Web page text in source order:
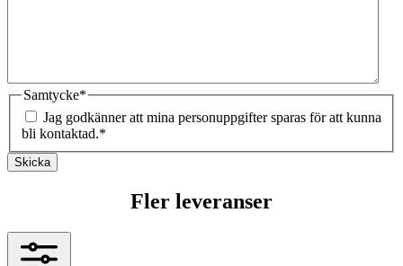
Samtycke*
Jag godkänner att mina personuppgifter sparas för att kunna
bli kontaktad.*
Skicka
Fler leveranser